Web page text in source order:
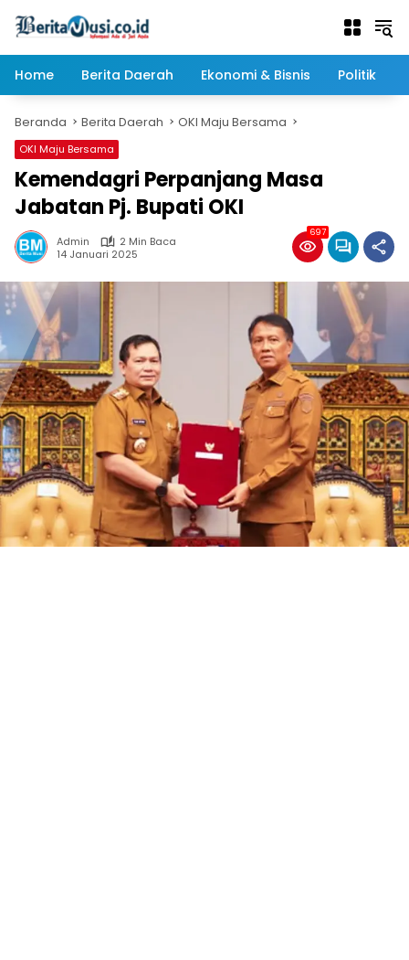
Home
Berita Daerah Ekonomi & Bisnis Politik
Beranda Berita Daerah OKI Maju Bersama
OKI Maju Bersama
Kemendagri Perpanjang Masa
Jabatan Pj. Bupati OKI
Admin
2 Min Baca
14 Januari 2025
697